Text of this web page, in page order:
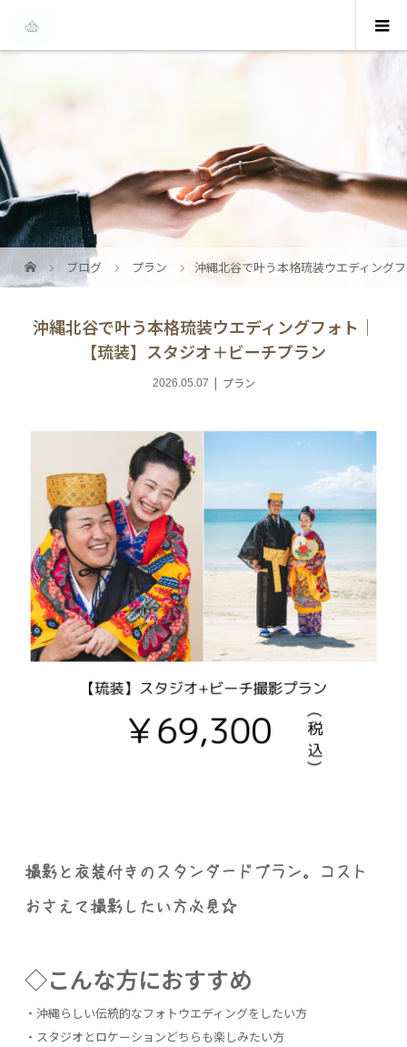
ブログ プラン 沖縄北谷で叶う本格琉装ウエディング
沖縄北谷で叶う本格琉装ウエディングフォト｜
【琉装】スタジオ＋ビーチプラン
2026.05.07 プラン
撮影と衣装付きのスタンダードプラン。コスト
おさえて撮影したい方必見☆
◇こんな方におすすめ
・沖縄らしい伝統的なフォトウエディングをしたい方
・スタジオとロケーションどちらも楽しみたい方